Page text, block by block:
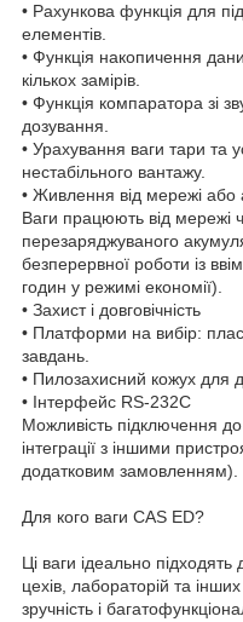
• Рахункова функція для
елементів.
• Функція накопичення
кількох замірів.
• Функція компаратора зі
дозування.
• Урахування ваги тари та
нестабільного вантажу.
• Живлення від мережі або
Ваги працюють від мережі
перезаряджуваного
безперервної роботи із
годин у режимі економії).
• Захист і довговічність
• Платформи на вибір:
завдань.
• Пилозахисний кожух для
• Інтерфейс RS-232С
Можливість підключення
інтеграції з іншими
додатковим замовленням).
Для кого ваги CAS ED?
Ці ваги ідеально
цехів, лабораторій та
зручність і